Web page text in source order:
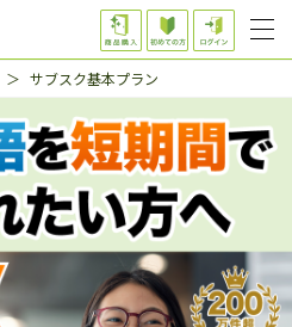
＞ サブスク基本プラン